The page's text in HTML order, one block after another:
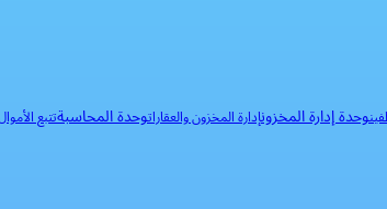
وحدة إدارة المخزونإدارة المخزون والعقاراتوحدة المحاسبةتتبع